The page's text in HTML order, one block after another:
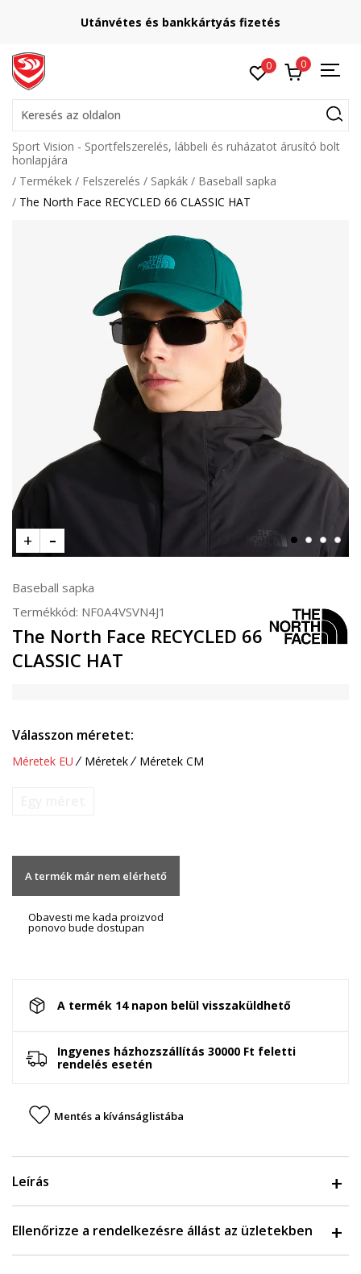
Utánvétes és bankkártyás fizetés
0 0
Keresés az oldalon
Sport Vision - Sportfelszerelés, lábbeli és ruházatot árusító bolt
honlapjára
Termékek
Felszerelés Sapkák
Baseball sapka
The North Face RECYCLED 66 CLASSIC HAT
Baseball sapka
Termékkód: NF0A4VSVN4J1
The North Face RECYCLED 66
CLASSIC HAT
Válasszon méretet:
Méretek EU Méretek Méretek CM
A termék már nem elérhető
Obavesti me kada proizvod
ponovo bude dostupan
A termék 14 napon belül visszaküldhető
Ingyenes házhozszállítás 30000 Ft feletti
rendelés esetén
Mentés a kívánságlistába
Leírás
Ellenőrizze a rendelkezésre állást az üzletekben